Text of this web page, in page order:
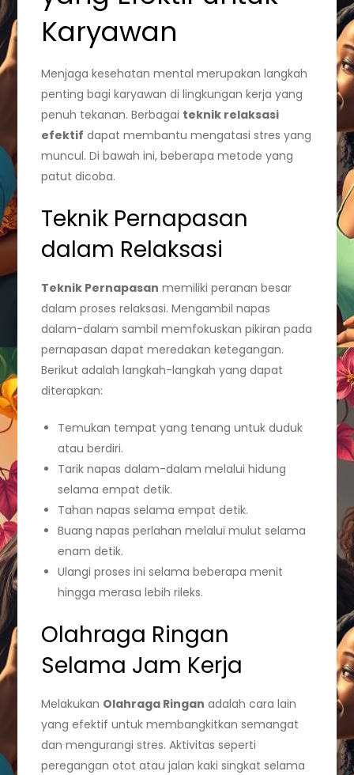
Karyawan
Menjaga kesehatan mental merupakan langkah
penting bagi karyawan di lingkungan kerja yang
penuh tekanan. Berbagai teknik relaksasi
efektif dapat membantu mengatasi stres yang
muncul. Di bawah ini, beberapa metode yang
patut dicoba.
Teknik Pernapasan
dalam Relaksasi
Teknik Pernapasan memiliki peranan besar
dalam proses relaksasi. Mengambil napas
dalam-dalam sambil memfokuskan pikiran pada
pernapasan dapat meredakan ketegangan.
Berikut adalah langkah-langkah yang dapat
diterapkan:
Temukan tempat yang tenang untuk duduk
atau berdiri.
Tarik napas dalam-dalam melalui hidung
selama empat detik.
Tahan napas selama empat detik.
Buang napas perlahan melalui mulut selama
enam detik.
Ulangi proses ini selama beberapa menit
hingga merasa lebih rileks.
Olahraga Ringan
Selama Jam Kerja
Melakukan Olahraga Ringan adalah cara lain
yang efektif untuk membangkitkan semangat
dan mengurangi stres. Aktivitas seperti
peregangan otot atau jalan kaki singkat selama